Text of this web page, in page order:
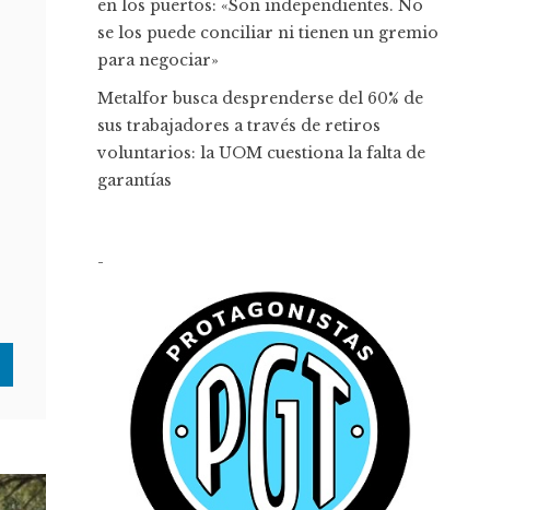
en los puertos: «Son independientes. No
se los puede conciliar ni tienen un gremio
para negociar»
Metalfor busca desprenderse del 60% de
sus trabajadores a través de retiros
voluntarios: la UOM cuestiona la falta de
garantías
-